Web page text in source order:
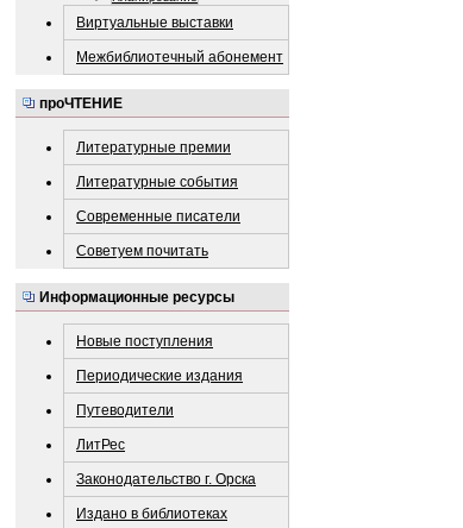
Виртуальные выставки
Межбиблиотечный абонемент
проЧТЕНИЕ
Литературные премии
Литературные события
Современные писатели
Советуем почитать
Информационные ресурсы
Новые поступления
Периодические издания
Путеводители
ЛитРес
Законодательство г. Орска
Издано в библиотеках